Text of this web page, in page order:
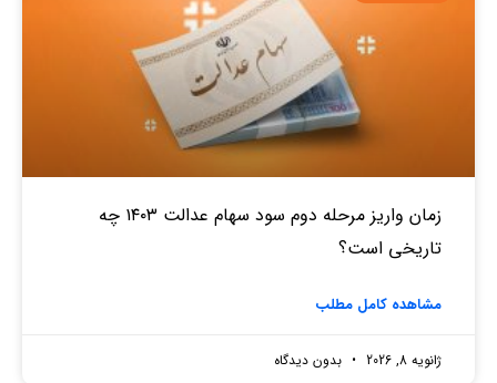
زمان واریز مرحله دوم سود سهام عدالت ۱۴۰۳ چه
تاریخی است؟
مشاهده کامل مطلب
ژانویه 8, 2026 بدون دیدگاه